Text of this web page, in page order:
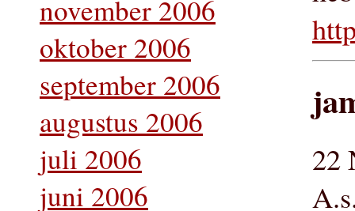
november 2006
oktober 2006
september 2006
augustus 2006
juli 2006
juni 2006
22